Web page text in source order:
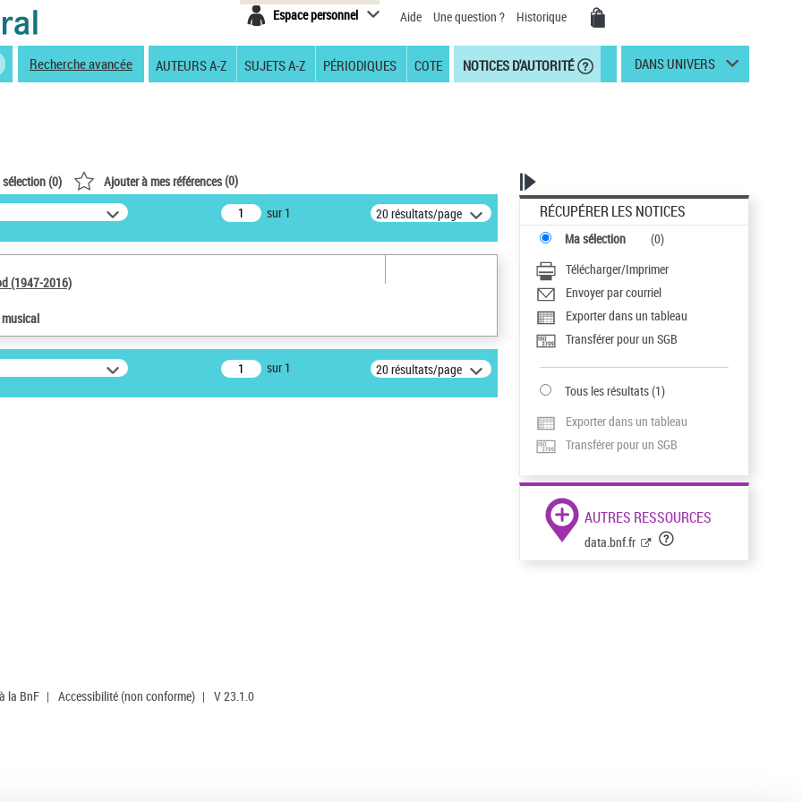
Espace personnel Aide Une question ? Historique
Recherche avancée AUTEURS A-Z SUJETS A-Z PÉRIODIQUES COTE NOTICES D'AUTORITÉ DANS UNIVERS
(0) Ajouter à mes références(0)
sur 1
20 résultats/page
(1947-2016)
sur 1 20 résultats/page
RÉCUPÉRER LES NOTICES
Ma sélection (0)
Télécharger/Imprimer
Envoyer par courriel
Exporter dans un tableau
Transférer pour un SGB
Tous les résultats(1)
Exporter dans un tableau
Transférer pour un SGB
AUTRES RESSOURCES
data.bnf.fr
la BnF | Accessibilité (non conforme) | V 23.1.0